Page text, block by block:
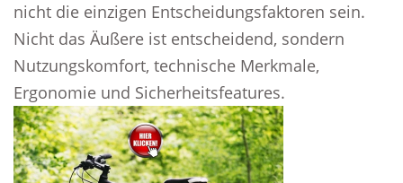
nicht die einzigen Entscheidungsfaktoren sein.
Nicht das Äußere ist entscheidend, sondern
Nutzungskomfort, technische Merkmale,
Ergonomie und Sicherheitsfeatures.